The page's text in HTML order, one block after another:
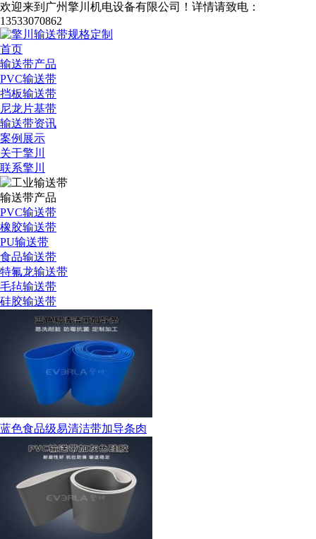
欢迎来到广州擎川机电设备有限公司！ 详情请致电：
13533070862
首页
输送带产品
PVC输送带
挡板输送带
尼龙片基带
输送带资讯
案例展示
关于擎川
联系擎川
输送带产品
PVC输送带
橡胶输送带
PU输送带
食品输送带
特氟龙输送带
毛毡输送带
硅胶输送带
蓝色食品级易清洁带加导条肉